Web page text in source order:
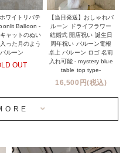
プリント内容-
て
ワイトリバテ
Balloon -
ャットのぬい
った月のよう
ルーン
OUT
【当日発送】おしゃれバ
ルーン ドライフラワー
結婚式 開店祝い 誕生日
周年祝い バルーン電報
卓上 バルーン ロゴ 名前
入れ可能 - mystery blue
table top type-
16,500円(税込)